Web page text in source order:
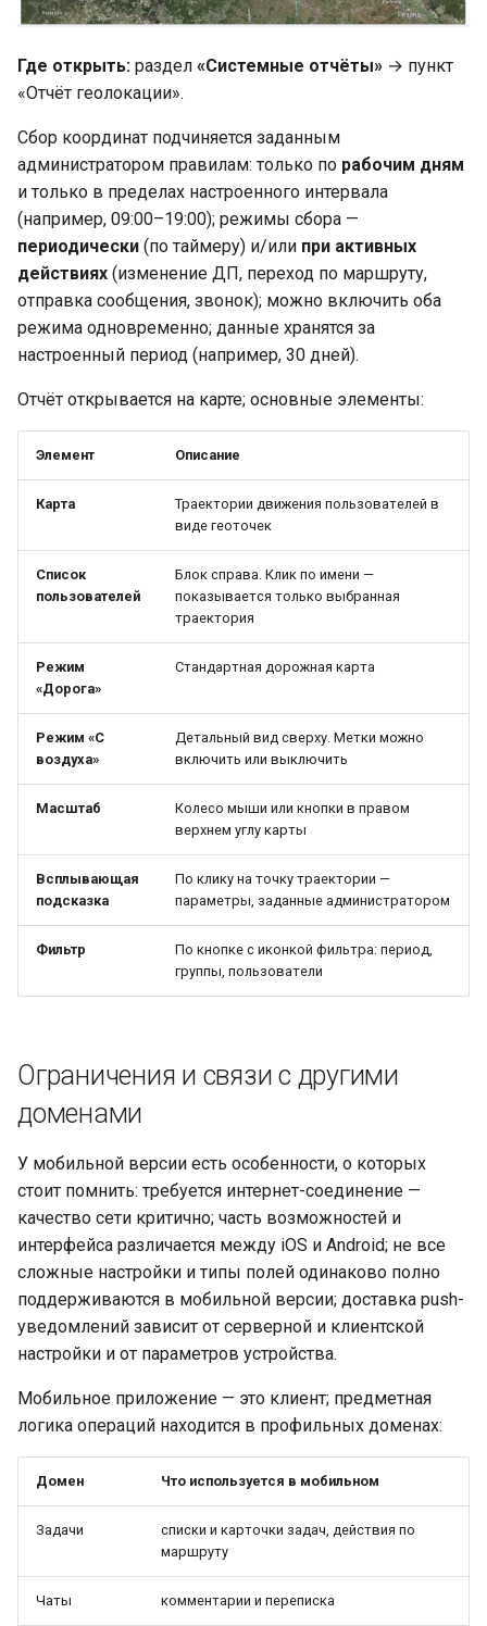
Где открыть: раздел «Системные отчёты» → пункт
«Отчёт геолокации».
Сбор координат подчиняется заданным
администратором правилам: только по рабочим дням
и только в пределах настроенного интервала
(например, 09:00–19:00); режимы сбора —
периодически (по таймеру) и/или при активных
действиях (изменение ДП, переход по маршруту,
отправка сообщения, звонок); можно включить оба
режима одновременно; данные хранятся за
настроенный период (например, 30 дней).
Отчёт открывается на карте; основные элементы:
Элемент Описание
Карта
Траектории движения пользователей в
виде геоточек
Список
пользователей
Блок справа. Клик по имени —
показывается только выбранная
траектория
Режим
«Дорога»
Стандартная дорожная карта
Режим «С
воздуха»
Детальный вид сверху. Метки можно
включить или выключить
Масштаб
Колесо мыши или кнопки в правом
верхнем углу карты
Всплывающая
подсказка
По клику на точку траектории —
параметры, заданные администратором
Фильтр
По кнопке с иконкой фильтра: период,
группы, пользователи
Ограничения и связи с другими
доменами
У мобильной версии есть особенности, о которых
стоит помнить: требуется интернет-соединение —
качество сети критично; часть возможностей и
интерфейса различается между iOS и Android; не все
сложные настройки и типы полей одинаково полно
поддерживаются в мобильной версии; доставка push-
уведомлений зависит от серверной и клиентской
настройки и от параметров устройства.
Мобильное приложение — это клиент; предметная
логика операций находится в профильных доменах:
Домен Что используется в мобильном
Задачи
списки и карточки задач, действия по
маршруту
Чаты комментарии и переписка